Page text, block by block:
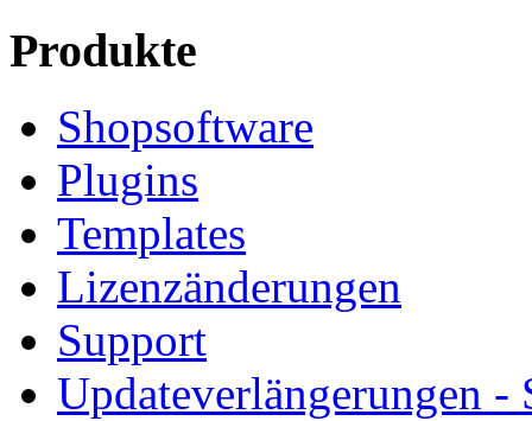
Produkte
Shopsoftware
Plugins
Templates
Lizenzänderungen
Support
Updateverlängerungen -